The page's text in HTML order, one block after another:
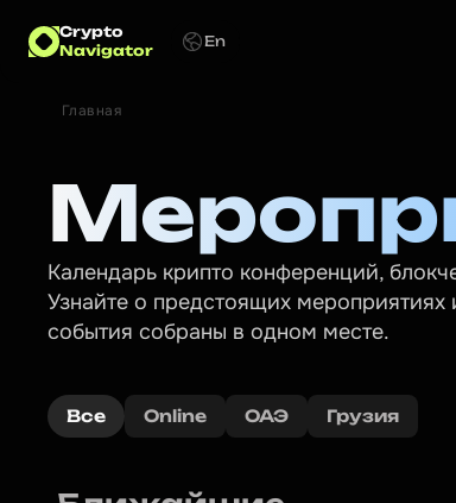
Crypto
Navigator
En
Главная
Календарь крипто конференций,
Узнайте о предстоящих мероприятиях
события собраны в одном месте.
Все Online ОАЭ Грузия